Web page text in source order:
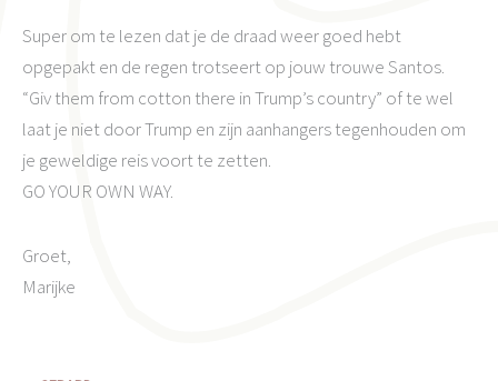
Super om te lezen dat je de draad weer goed hebt
opgepakt en de regen trotseert op jouw trouwe Santos.
“Giv them from cotton there in Trump’s country” of te wel
laat je niet door Trump en zijn aanhangers tegenhouden om
je geweldige reis voort te zetten.
GO YOUR OWN WAY.
Groet,
Marijke